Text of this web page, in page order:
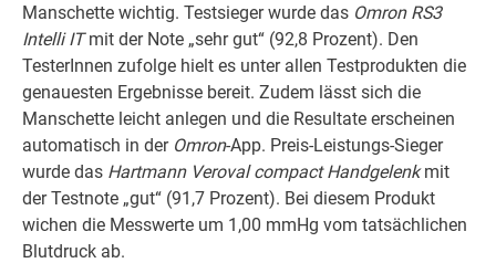
Manschette wichtig. Testsieger wurde das Omron RS3
Intelli ITmit der Note „sehr gut“ (92,8 Prozent). Den
TesterInnen zufolge hielt es unter allen Testprodukten die
genauesten Ergebnisse bereit. Zudem lässt sich die
Manschette leicht anlegen und die Resultate erscheinen
automatisch in der Omron-App. Preis-Leistungs-Sieger
wurde das Hartmann Veroval compact Handgelenkmit
der Testnote „gut“ (91,7 Prozent). Bei diesem Produkt
wichen die Messwerte um 1,00 mmHg vom tatsächlichen
Blutdruck ab.